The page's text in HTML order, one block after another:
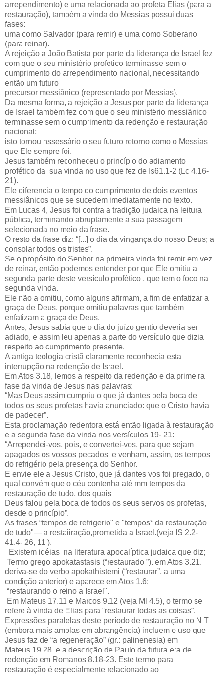
arrependimento) e uma relacionada ao profeta Elias (para a
restauração), também a vinda do Messias possui duas
fases:
uma como Salvador (para remir) e uma como Soberano
(para reinar).
A rejeição a João Batista por parte da liderança de Israel fez
com que o seu ministério profético terminasse sem o
cumprimento do arrependimento nacional, necessitando
então um futuro
precursor messiânico (representado por Messias).
Da mesma forma, a rejeição a Jesus por parte da liderança
de Israel também fez com que o seu ministério messiânico
terminasse sem o cumprimento da redenção e restauração
nacional;
isto tornou nssessário o seu futuro retorno como o Messias
que Ele sempre foi.
Jesus também reconheceu o princípio do adiamento
profético da sua vinda no uso que fez de Is61.1-2 (Lc 4.16-
21).
Ele diferencia o tempo do cumprimento de dois eventos
messiânicos que se sucedem imediatamente no texto.
Em Lucas 4, Jesus foi contra a tradição judaica na leitura
pública, terminando abruptamente a sua passagem
selecionada no meio da frase.
O resto da frase diz: “[...] o dia da vingança do nosso Deus; a
consolar todos os tristes”.
Se o propósito do Senhor na primeira vinda foi remir em vez
de reinar, então podemos entender por que Ele omitiu a
segunda parte deste versículo profético , que tem o foco na
segunda vinda.
Ele não a omitiu, como alguns afirmam, a fim de enfatizar a
graça de Deus, porque omitiu palavras que também
enfatizam a graça de Deus.
Antes, Jesus sabia que o dia do juízo gentio deveria ser
adiado, e assim leu apenas a parte do versículo que dizia
respeito ao cumprimento presente.
A antiga teologia cristã claramente reconhecia esta
interrupção na redenção de Israel.
Em Atos 3.18, lemos a respeito da redenção e da primeira
fase da vinda de Jesus nas palavras:
“Mas Deus assim cumpriu o que já dantes pela boca de
todos os seus profetas havia anunciado: que o Cristo havia
de padecer”.
Esta proclamação redentora está então ligada à restauração
e a segunda fase da vinda nos versículos 19- 21:
“Arrependei-vos, pois, e convertei-vos, para que sejam
apagados os vossos pecados, e venham, assim, os tempos
do refrigério pela presença do Senhor.
E envie ele a Jesus Cristo, que já dantes vos foi pregado, o
qual convém que o céu contenha até mm tempos da
restauração de tudo, dos quais
Deus falou pela boca de todos os seus servos os profetas,
desde o princípio”.
As frases “tempos de refrigerio" e "tempos* da restauração
de tudo"— a restaiiração,prometida a Israel.(veja IS 2.2-
41.4- 26, 11 ).
Existem idéias na literatura apocalíptica judaica que diz;
Termo grego apokatastasis (“restaurado ”), em Atos 3.21,
deriva-se do verbo apokathistemi (“restaurar”, a uma
condição anterior) e aparece em Atos 1.6:
“restaurando o reino a Israel".
Em Mateus 17.11 e Marcos 9.12 (veja Ml 4.5), o termo se
refere à vinda de Elias para “restaurar todas as coisas”.
Expressões paralelas deste período de restauração no N T
(embora mais amplas em abrangência) incluem o uso que
Jesus faz de “a regeneração” (gr.: palinenesia) em
Mateus 19.28, e a descrição de Paulo da futura era de
redenção em Romanos 8.18-23. Este termo para
restauração é especialmente relacionado ao